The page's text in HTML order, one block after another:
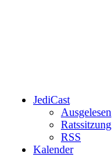
JediCast
Ausgelesen
Ratssitzung
RSS
Kalender